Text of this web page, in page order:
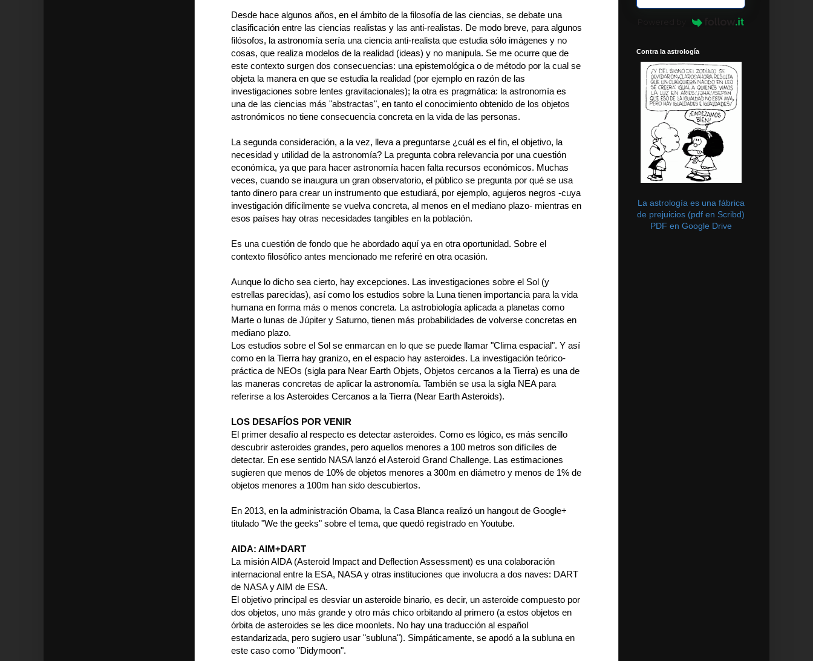
Desde hace algunos años, en el ámbito de la filosofía de las ciencias, se debate una
clasificación entre las ciencias realistas y las anti-realistas. De modo breve, para algunos
filósofos, la astronomía sería una ciencia anti-realista que estudia sólo imágenes y no
cosas, que realiza modelos de la realidad (ideas) y no manipula. Se me ocurre que de
este contexto surgen dos consecuencias: una epistemológica o de método por la cual se
objeta la manera en que se estudia la realidad (por ejemplo en razón de las
investigaciones sobre lentes gravitacionales); la otra es pragmática: la astronomía es
una de las ciencias más "abstractas", en tanto el conocimiento obtenido de los objetos
astronómicos no tiene consecuencia concreta en la vida de las personas.
La segunda consideración, a la vez, lleva a preguntarse ¿cuál es el fin, el objetivo, la
necesidad y utilidad de la astronomía? La pregunta cobra relevancia por una cuestión
económica, ya que para hacer astronomía hacen falta recursos económicos. Muchas
veces, cuando se inaugura un gran observatorio, el público se pregunta por qué se usa
tanto dinero para crear un instrumento que estudiará, por ejemplo, agujeros negros -cuya
investigación difícilmente se vuelva concreta, al menos en el mediano plazo- mientras en
esos países hay otras necesidades tangibles en la población.
Es una cuestión de fondo que he abordado aquí ya en otra oportunidad. Sobre el
contexto filosófico antes mencionado me referiré en otra ocasión.
Aunque lo dicho sea cierto, hay excepciones. Las investigaciones sobre el Sol (y
estrellas parecidas), así como los estudios sobre la Luna tienen importancia para la vida
humana en forma más o menos concreta. La astrobiología aplicada a planetas como
Marte o lunas de Júpiter y Saturno, tienen más probabilidades de volverse concretas en
mediano plazo.
Los estudios sobre el Sol se enmarcan en lo que se puede llamar "Clima espacial". Y así
como en la Tierra hay granizo, en el espacio hay asteroides. La investigación teórico-
práctica de NEOs (sigla para Near Earth Objets, Objetos cercanos a la Tierra) es una de
las maneras concretas de aplicar la astronomía. También se usa la sigla NEA para
referirse a los Asteroides Cercanos a la Tierra (Near Earth Asteroids).
LOS DESAFÍOS POR VENIR
El primer desafío al respecto es detectar asteroides. Como es lógico, es más sencillo
descubrir asteroides grandes, pero aquellos menores a 100 metros son difíciles de
detectar. En ese sentido NASA lanzó el Asteroid Grand Challenge. Las estimaciones
sugieren que menos de 10% de objetos menores a 300m en diámetro y menos de 1% de
objetos menores a 100m han sido descubiertos.
En 2013, en la administración Obama, la Casa Blanca realizó un hangout de Google+
titulado "We the geeks" sobre el tema, que quedó registrado en Youtube.
AIDA: AIM+DART
La misión AIDA (Asteroid Impact and Deflection Assessment) es una colaboración
internacional entre la ESA, NASA y otras instituciones que involucra a dos naves: DART
de NASA y AIM de ESA.
El objetivo principal es desviar un asteroide binario, es decir, un asteroide compuesto por
dos objetos, uno más grande y otro más chico orbitando al primero (a estos objetos en
órbita de asteroides se les dice moonlets. No hay una traducción al español
estandarizada, pero sugiero usar "subluna"). Simpáticamente, se apodó a la subluna en
este caso como "Didymoon".
Contra la astrología
La astrología es una fábrica
de prejuicios (pdf en Scribd)
PDF en Google Drive